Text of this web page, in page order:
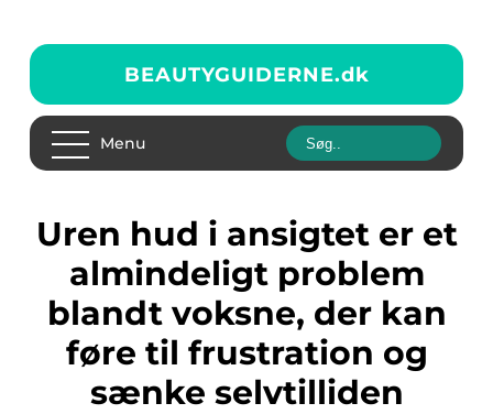
BEAUTYGUIDERNE.dk
Menu
Uren hud i ansigtet er et
almindeligt problem
blandt voksne, der kan
føre til frustration og
sænke selvtilliden